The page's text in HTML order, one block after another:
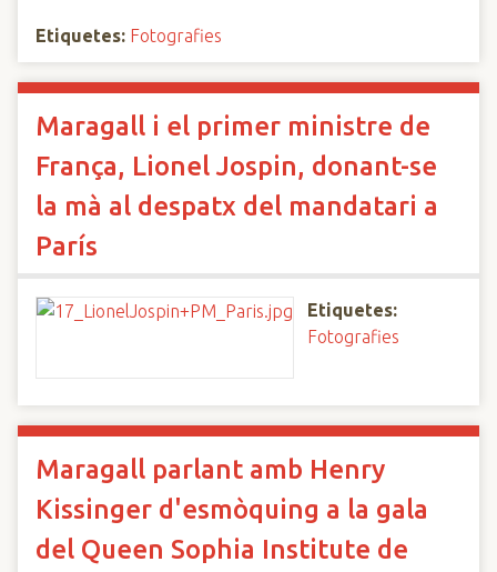
Etiquetes: Fotografies
Maragall i el primer ministre de
França, Lionel Jospin, donant-se
la mà al despatx del mandatari a
París
Etiquetes:
Fotografies
Maragall parlant amb Henry
Kissinger d'esmòquing a la gala
del Queen Sophia Institute de